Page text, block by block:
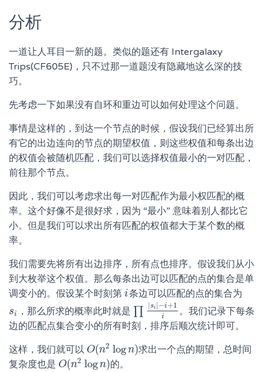
分析
一道让人耳目一新的题。类似的题还有 Intergalaxy
Trips(CF605E)，只不过那一道题没有隐藏地这么深的技
巧。
先考虑一下如果没有自环和重边可以如何处理这个问题。
事情是这样的，到达一个节点的时候，假设我们已经算出所
有它的出边连向的节点的期望权值，则这些权值和每条出边
的权值会被随机匹配，我们可以选择权值最小的一对匹配，
前往那个节点。
因此，我们可以考虑求出每一对匹配作为最小权匹配的概
率。这个好像不是很好求，因为 “最小” 意味着别人都比它
小。但是我们可以求出所有匹配的权值都大于某个数的概
率。
我们需要先将所有出边排序，所有点也排序。假设我们从小
到大枚举这个权值。那么每条出边可以匹配的点的集合是单
调变小的。假设某个时刻第 i
i 条边可以匹配的点的集合为
si
si ，那么所求的概率此时就是 ∏ si −i+1
i
si|−i+1i 。我们记录下每条
边的匹配点集合变小的所有时刻，排序后顺次统计即可。
这样，我们就可以 O(n2 logn)
O(n2 logn) 求出一个点的期望，总时间
复杂度也是 O(n2 logn)
O(n2 logn) 的。